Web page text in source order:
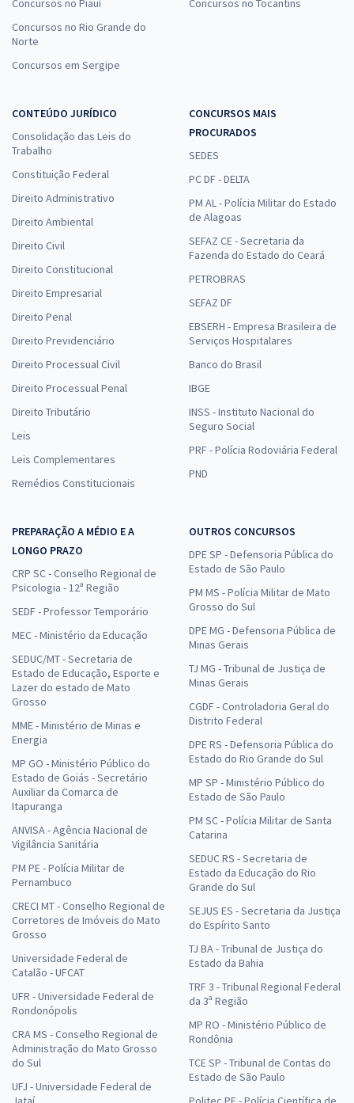
Concursos no Piauí
Concursos no Rio Grande do
Norte
Concursos em Sergipe
Concursos no Tocantins
CONTEÚDO JURÍDICO
Consolidação das Leis do
Trabalho
Constituição Federal
Direito Administrativo
Direito Ambiental
Direito Civil
Direito Constitucional
Direito Empresarial
Direito Penal
Direito Previdenciário
Direito Processual Civil
Direito Processual Penal
Direito Tributário
Leis
Leis Complementares
Remédios Constitucionais
CONCURSOS MAIS
PROCURADOS
SEDES
PC DF - DELTA
PM AL - Polícia Militar do Estado
de Alagoas
SEFAZ CE - Secretaria da
Fazenda do Estado do Ceará
PETROBRAS
SEFAZ DF
EBSERH - Empresa Brasileira de
Serviços Hospitalares
Banco do Brasil
IBGE
INSS - Instituto Nacional do
Seguro Social
PRF - Polícia Rodoviária Federal
PND
PREPARAÇÃO A MÉDIO E A
LONGO PRAZO
CRP SC - Conselho Regional de
Psicologia - 12ª Região
SEDF - Professor Temporário
MEC - Ministério da Educação
SEDUC/MT - Secretaria de
Estado de Educação, Esporte e
Lazer do estado de Mato
Grosso
MME - Ministério de Minas e
Energia
MP GO - Ministério Público do
Estado de Goiás - Secretário
Auxiliar da Comarca de
Itapuranga
ANVISA - Agência Nacional de
Vigilância Sanitária
PM PE - Polícia Militar de
Pernambuco
CRECI MT - Conselho Regional de
Corretores de Imóveis do Mato
Grosso
Universidade Federal de
Catalão - UFCAT
UFR - Universidade Federal de
Rondonópolis
CRA MS - Conselho Regional de
Administração do Mato Grosso
do Sul
UFJ - Universidade Federal de
OUTROS CONCURSOS
DPE SP - Defensoria Pública do
Estado de São Paulo
PM MS - Polícia Militar de Mato
Grosso do Sul
DPE MG - Defensoria Pública de
Minas Gerais
TJ MG - Tribunal de Justiça de
Minas Gerais
CGDF - Controladoria Geral do
Distrito Federal
DPE RS - Defensoria Pública do
Estado do Rio Grande do Sul
MP SP - Ministério Público do
Estado de São Paulo
PM SC - Polícia Militar de Santa
Catarina
SEDUC RS - Secretaria de
Estado da Educação do Rio
Grande do Sul
SEJUS ES - Secretaria da Justiça
do Espírito Santo
TJ BA - Tribunal de Justiça do
Estado da Bahia
TRF 3 - Tribunal Regional Federal
da 3ª Região
MP RO - Ministério Público de
Rondônia
TCE SP - Tribunal de Contas do
Estado de São Paulo